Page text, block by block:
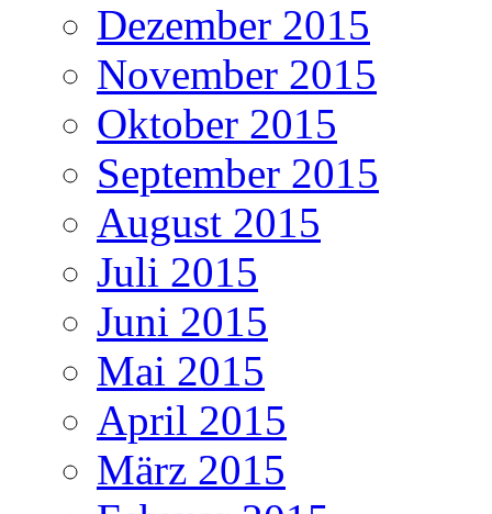
Dezember 2015
November 2015
Oktober 2015
September 2015
August 2015
Juli 2015
Juni 2015
Mai 2015
April 2015
März 2015